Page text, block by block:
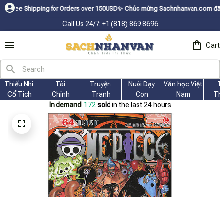
for Orders over 150USDㅤ✨ Chúc mừng Sachnhanvan.com đã có mặt
Call Us 24/7: +1 (818) 869 8696
Cart
Thiếu Nhi
Cổ Tích
Tài
Chính
Truyện
Tranh
Nuôi Dạy
Con
Văn học Việt
Nam
In demand! 172 sold in the last 24 hours